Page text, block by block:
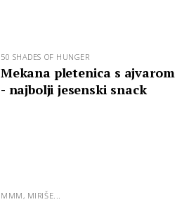
50 SHADES OF HUNGER
Mekana pletenica s ajvarom
- najbolji jesenski snack
MMM, MIRIŠE...